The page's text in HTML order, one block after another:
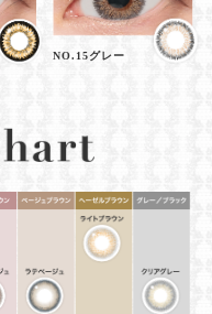
NO.15グレー